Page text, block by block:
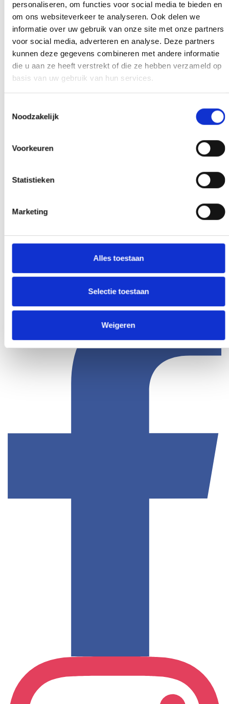
personaliseren, om functies voor social media te bieden en
om ons websiteverkeer te analyseren. Ook delen we
informatie over uw gebruik van onze site met onze partners
voor social media, adverteren en analyse. Deze partners
kunnen deze gegevens combineren met andere informatie
die u aan ze heeft verstrekt of die ze hebben verzameld op
basis van uw gebruik van hun services.
Noodzakelijk
Voorkeuren
Statistieken
Marketing
Alles toestaan
Selectie toestaan
Weigeren
processen, terwijl groothandels persoonlijke
gesprekken voeren. Houd rekening met levertijden van
4-8 weken voor de eerste leveringen.
Follow-up blijft belangrijk na acceptatie. Boekhandels
willen zien dat je actief bent met marketing en
verkoopcijfers delen helpt bij toekomstige
Het traject van manuscript tot boekhandel vraagt tijd
Boekenmakers begeleiden we auteurs door het hele
Amazon, Bol.com en boekhandels. We zorgen voor alle
Deze inhoud is gegenereerd met behulp van AI en kan
fouten bevatten.
Deel dit bericht